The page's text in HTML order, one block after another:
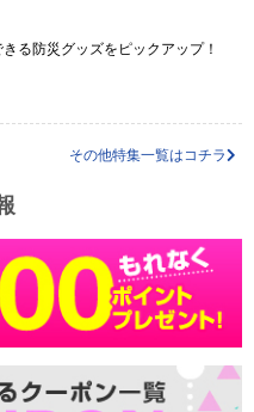
る防災グッズをピックアップ！
その他特集一覧はコチラ